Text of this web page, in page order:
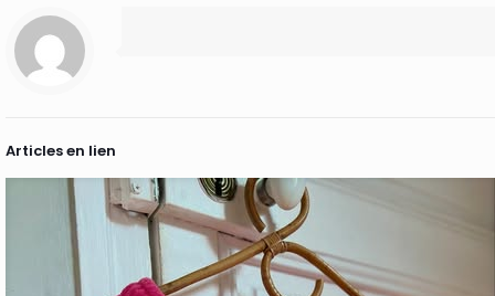
Articles en lien